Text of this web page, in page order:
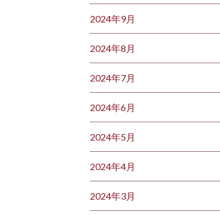
2024年9月
2024年8月
2024年7月
2024年6月
2024年5月
2024年4月
2024年3月